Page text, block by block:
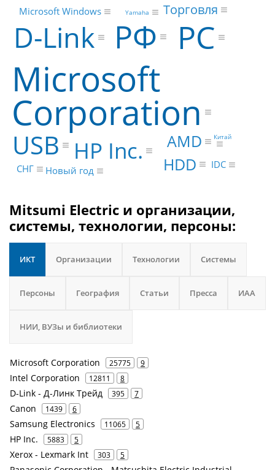
Microsoft
Corporation
PC
РФ
D-Link
USB HP Inc.
AMD
HDD
Торговля
Microsoft Windows
СНГ Новый год
IDC
Yamaha
Китай
Mitsumi Electric и организации,
системы, технологии, персоны:
ИКТ Организации Технологии Системы
Персоны География Статьи Пресса ИАА
НИИ, ВУЗы и библиотеки
Microsoft Corporation 25775 9
Intel Corporation 12811 8
D-Link - Д-Линк Трейд 395 7
Canon 1439 6
Samsung Electronics 11065 5
HP Inc. 5883 5
Xerox - Lexmark Int 303 5